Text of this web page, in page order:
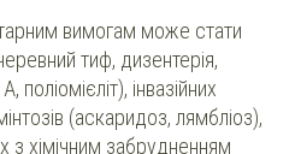
вимогам може стати
тиф, дизентерія,
поліомієліт), інвазійних
(аскаридоз, лямбліоз),
з хімічним забрудненням